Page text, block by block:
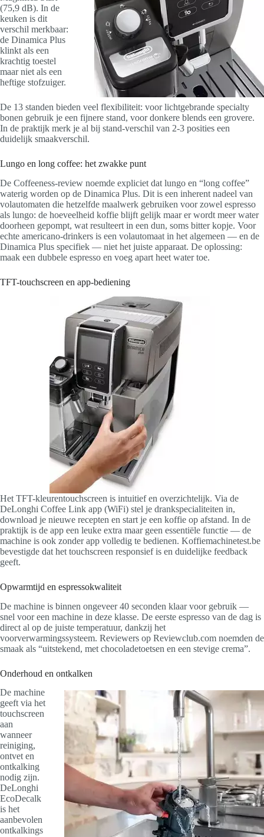
(75,9 dB). In de
keuken is dit
verschil merkbaar:
de Dinamica Plus
klinkt als een
krachtig toestel
maar niet als een
heftige stofzuiger.
De 13 standen bieden veel flexibiliteit: voor lichtgebrande specialty
bonen gebruik je een fijnere stand, voor donkere blends een grovere.
In de praktijk merk je al bij stand-verschil van 2-3 posities een
duidelijk smaakverschil.
Lungo en long coffee: het zwakke punt
De Coffeeness-review noemde expliciet dat lungo en “long coffee”
waterig worden op de Dinamica Plus. Dit is een inherent nadeel van
volautomaten die hetzelfde maalwerk gebruiken voor zowel espresso
als lungo: de hoeveelheid koffie blijft gelijk maar er wordt meer water
doorheen gepompt, wat resulteert in een dun, soms bitter kopje. Voor
echte americano-drinkers is een volautomaat in het algemeen — en de
Dinamica Plus specifiek — niet het juiste apparaat. De oplossing:
maak een dubbele espresso en voeg apart heet water toe.
TFT-touchscreen en app-bediening
Het TFT-kleurentouchscreen is intuitief en overzichtelijk. Via de
DeLonghi Coffee Link app (WiFi) stel je drankspecialiteiten in,
download je nieuwe recepten en start je een koffie op afstand. In de
praktijk is de app een leuke extra maar geen essentiële functie — de
machine is ook zonder app volledig te bedienen. Koffiemachinetest.be
bevestigde dat het touchscreen responsief is en duidelijke feedback
geeft.
Opwarmtijd en espressokwaliteit
De machine is binnen ongeveer 40 seconden klaar voor gebruik —
snel voor een machine in deze klasse. De eerste espresso van de dag is
direct al op de juiste temperatuur, dankzij het
voorverwarmingssysteem. Reviewers op Reviewclub.com noemden de
smaak als “uitstekend, met chocoladetoetsen en een stevige crema”.
Onderhoud en ontkalken
De machine
geeft via het
touchscreen
aan
wanneer
reiniging,
ontvet en
ontkalking
nodig zijn.
DeLonghi
EcoDecalk
is het
aanbevolen
ontkalkings